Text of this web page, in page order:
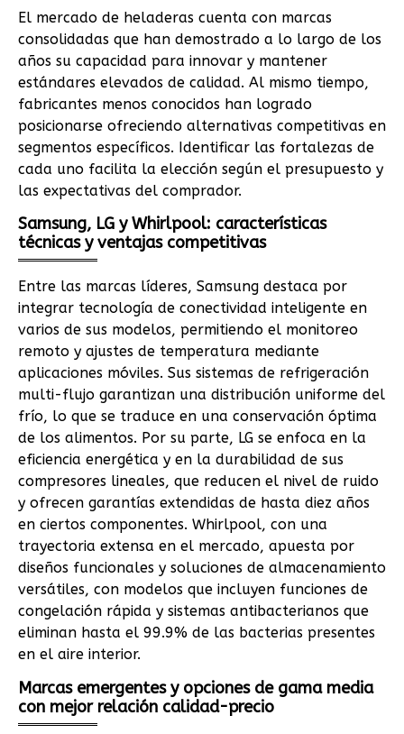
El mercado de heladeras cuenta con marcas
consolidadas que han demostrado a lo largo de los
años su capacidad para innovar y mantener
estándares elevados de calidad. Al mismo tiempo,
fabricantes menos conocidos han logrado
posicionarse ofreciendo alternativas competitivas en
segmentos específicos. Identificar las fortalezas de
cada uno facilita la elección según el presupuesto y
las expectativas del comprador.
Samsung, LG y Whirlpool: características
técnicas y ventajas competitivas
Entre las marcas líderes, Samsung destaca por
integrar tecnología de conectividad inteligente en
varios de sus modelos, permitiendo el monitoreo
remoto y ajustes de temperatura mediante
aplicaciones móviles. Sus sistemas de refrigeración
multi-flujo garantizan una distribución uniforme del
frío, lo que se traduce en una conservación óptima
de los alimentos. Por su parte, LG se enfoca en la
eficiencia energética y en la durabilidad de sus
compresores lineales, que reducen el nivel de ruido
y ofrecen garantías extendidas de hasta diez años
en ciertos componentes. Whirlpool, con una
trayectoria extensa en el mercado, apuesta por
diseños funcionales y soluciones de almacenamiento
versátiles, con modelos que incluyen funciones de
congelación rápida y sistemas antibacterianos que
eliminan hasta el 99.9% de las bacterias presentes
en el aire interior.
Marcas emergentes y opciones de gama media
con mejor relación calidad-precio